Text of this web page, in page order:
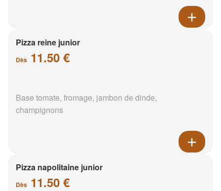
Pizza reine junior
Dès 11.50 €
Base tomate, fromage, jambon de dinde,
champignons
Pizza napolitaine junior
Dès 11.50 €